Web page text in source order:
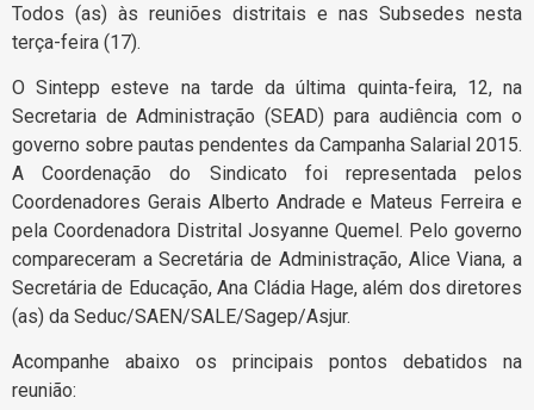
Todos (as) às reuniões distritais e nas Subsedes nesta
terça-feira (17).
O Sintepp esteve na tarde da última quinta-feira, 12, na
Secretaria de Administração (SEAD) para audiência com o
governo sobre pautas pendentes da Campanha Salarial 2015.
A Coordenação do Sindicato foi representada pelos
Coordenadores Gerais Alberto Andrade e Mateus Ferreira e
pela Coordenadora Distrital Josyanne Quemel. Pelo governo
compareceram a Secretária de Administração, Alice Viana, a
Secretária de Educação, Ana Cládia Hage, além dos diretores
(as) da Seduc/SAEN/SALE/Sagep/Asjur.
Acompanhe abaixo os principais pontos debatidos na
reunião: